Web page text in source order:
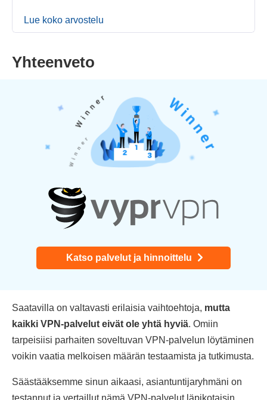
Lue koko arvostelu
Yhteenveto
Katso palvelut ja hinnoittelu
Saatavilla on valtavasti erilaisia vaihtoehtoja, mutta
kaikki VPN-palvelut eivät ole yhtä hyviä. Omiin
tarpeisiisi parhaiten soveltuvan VPN-palvelun löytäminen
voikin vaatia melkoisen määrän testaamista ja tutkimusta.
Säästääksemme sinun aikaasi, asiantuntijaryhmäni on
testannut ja vertaillut nämä VPN-palvelut läpikotaisin,